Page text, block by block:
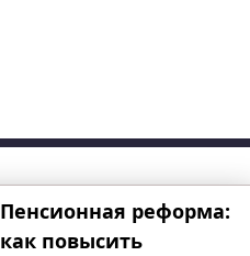
Пенсионная реформа:
как повысить